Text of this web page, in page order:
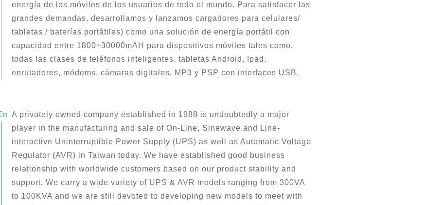
energía de los móviles de los usuarios de todo el mundo. Para satisfacer las
grandes demandas, desarrollamos y lanzamos cargadores para celulares/
tabletas / baterías portátiles) como una solución de energía portátil con
capacidad entre 1800~30000mAH para dispositivos móviles tales como,
todas las clases de teléfonos inteligentes, tabletas Android, Ipad,
enrutadores, módems, cámaras digitales, MP3 y PSP con interfaces USB.
A privately owned company established in 1988 is undoubtedly a major
player in the manufacturing and sale of On-Line, Sinewave and Line-
interactive Uninterruptible Power Supply (UPS) as well as Automatic Voltage
Regulator (AVR) in Taiwan today. We have established good business
relationship with worldwide customers based on our product stability and
support. We carry a wide variety of UPS & AVR models ranging from 300VA
to 100KVA and we are still devoted to developing new models to meet with